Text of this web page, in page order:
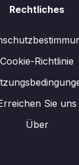
Rechtliches
Cookie-Richtlinie
Sie uns
Über